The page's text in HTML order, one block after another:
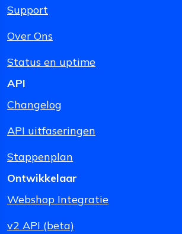
Support
Over Ons
Status en uptime
API
Changelog
API uitfaseringen
Stappenplan
Ontwikkelaar
Webshop Integratie
v2 API (beta)